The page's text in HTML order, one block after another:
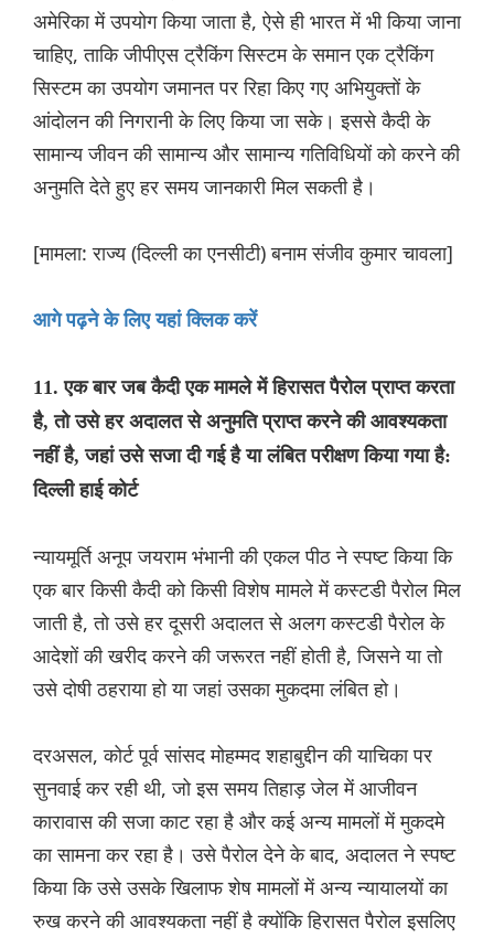
अमेरिका में उपयोग किया जाता है, ऐसे ही भारत में भी किया जाना
चाहिए, ताकि जीपीएस ट्रैकिंग सिस्टम के समान एक ट्रैकिंग
सिस्टम का उपयोग जमानत पर रिहा किए गए अभियुक्तों के
आंदोलन की निगरानी के लिए किया जा सके। इससे कैदी के
सामान्य जीवन की सामान्य और सामान्य गतिविधियों को करने की
अनुमति देते हुए हर समय जानकारी मिल सकती है।
[मामला: राज्य (दिल्ली का एनसीटी) बनाम संजीव कुमार चावला]
आगे पढ़ने के लिए यहां क्लिक करें
11. एक बार जब कैदी एक मामले में हिरासत पैरोल प्राप्त करता
है, तो उसे हर अदालत से अनुमति प्राप्त करने की आवश्यकता
नहीं है, जहां उसे सजा दी गई है या लंबित परीक्षण किया गया है:
दिल्ली हाई कोर्ट
न्यायमूर्ति अनूप जयराम भंभानी की एकल पीठ ने स्पष्ट किया कि
एक बार किसी कैदी को किसी विशेष मामले में कस्टडी पैरोल मिल
जाती है, तो उसे हर दूसरी अदालत से अलग कस्टडी पैरोल के
आदेशों की खरीद करने की जरूरत नहीं होती है, जिसने या तो
उसे दोषी ठहराया हो या जहां उसका मुकदमा लंबित हो।
दरअसल, कोर्ट पूर्व सांसद मोहम्मद शहाबुद्दीन की याचिका पर
सुनवाई कर रही थी, जो इस समय तिहाड़ जेल में आजीवन
कारावास की सजा काट रहा है और कई अन्य मामलों में मुकदमे
का सामना कर रहा है। उसे पैरोल देने के बाद, अदालत ने स्पष्ट
किया कि उसे उसके खिलाफ शेष मामलों में अन्य न्यायालयों का
रुख करने की आवश्यकता नहीं है क्योंकि हिरासत पैरोल इसलिए